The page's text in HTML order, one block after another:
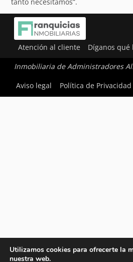
Atención al cliente Díganos qué
Inmobiliaria de Administradores
Aviso legal
Política de Privacidad
Utilizamos cookies para ofrecerte la
nuestra web.